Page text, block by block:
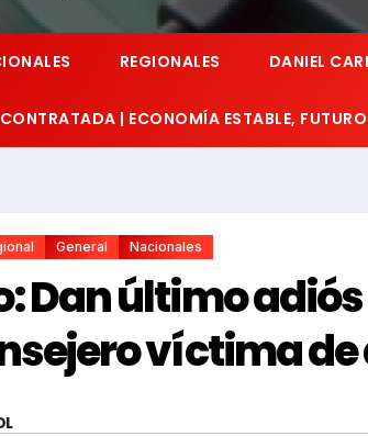
REGIONALES DANIEL
| ECONOMÍA ESTABLE,
General Nacionales
Dan último
víctima